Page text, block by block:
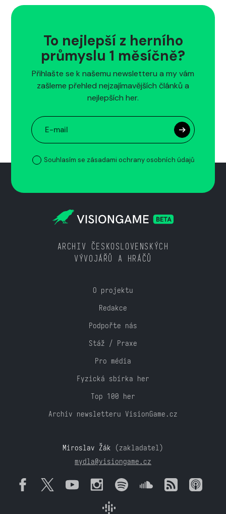
To nejlepší z herního
průmyslu 1 měsíčně?
Přihlašte se k našemu newsletteru a my vám
zašleme přehled nejzajímavějších článků a
nejlepších her.
Souhlasím se zásadami ochrany osobních údajů
ARCHIV ČESKOSLOVENSKÝCH
VÝVOJÁŘŮ A HRÁČŮ
O projektu
Redakce
Podpořte nás
Stáž / Praxe
Pro média
Fyzická sbírka her
Top 100 her
Archiv newsletteru VisionGame.cz
Miroslav Žák (zakladatel)
mydla@visiongame.cz